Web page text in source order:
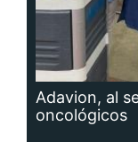
Adavion, al
oncológicos